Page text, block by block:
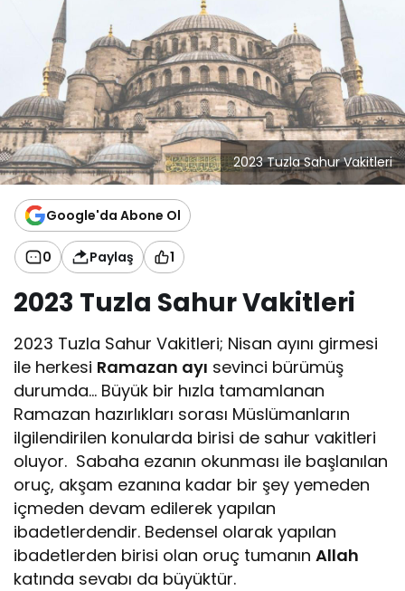
2023 Tuzla Sahur Vakitleri
Google'da Abone Ol
0 Paylaş 1
2023 Tuzla Sahur Vakitleri
2023 Tuzla Sahur Vakitleri; Nisan ayını girmesi
ile herkesi Ramazan ayı sevinci bürümüş
durumda… Büyük bir hızla tamamlanan
Ramazan hazırlıkları sorası Müslümanların
ilgilendirilen konularda birisi de sahur vakitleri
oluyor. Sabaha ezanın okunması ile başlanılan
oruç, akşam ezanına kadar bir şey yemeden
içmeden devam edilerek yapılan
ibadetlerdendir. Bedensel olarak yapılan
ibadetlerden birisi olan oruç tumanınAllah
katında sevabı da büyüktür.